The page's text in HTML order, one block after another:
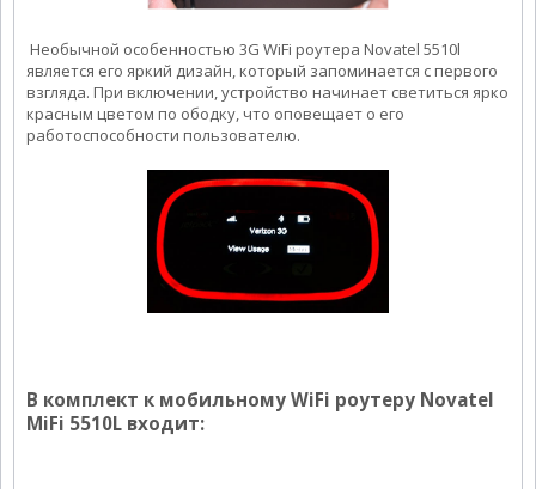
Необычной особенностью 3G WiFi роутера Novatel 5510l
является его яркий дизайн, который запоминается с первого
взгляда. При включении, устройство начинает светиться ярко
красным цветом по ободку, что оповещает о его
работоспособности пользователю.
В комплект к мобильному WiFi роутеру Novatel
MiFi 5510L входит: